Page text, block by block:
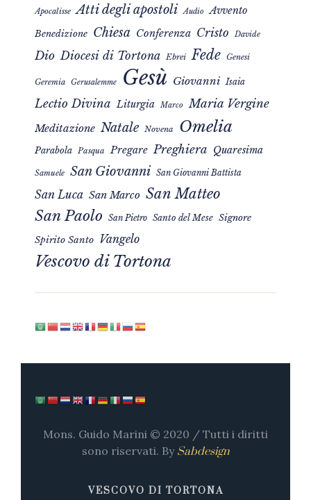
Apocalisse Atti degli apostoli Audio Avvento
Benedizione Chiesa Conferenza Cristo Davide
Dio Diocesi di Tortona Ebrei Fede Genesi
Geremia Gerusalemme Gesù Giovanni Isaia
Lectio Divina Liturgia Marco Maria Vergine
Meditazione Natale Novena Omelia
Parabola Pasqua Pregare Preghiera Quaresima
Samuele San Giovanni San Giovanni Battista
San Luca San Marco San Matteo
San Paolo San Pietro Santo del Mese Signore
Spirito Santo Vangelo
Vescovo di Tortona
Mons. Guido Marini © 2020 / Tutti i diritti
sono riservati. By Sabdesign
VESCOVO DI TORTONA